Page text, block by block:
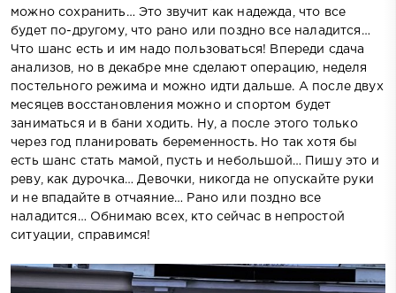
можно сохранить… Это звучит как надежда, что все
будет по-другому, что рано или поздно все наладится…
Что шанс есть и им надо пользоваться! Впереди сдача
анализов, но в декабре мне сделают операцию, неделя
постельного режима и можно идти дальше. А после двух
месяцев восстановления можно и спортом будет
заниматься и в бани ходить. Ну, а после этого только
через год планировать беременность. Но так хотя бы
есть шанс стать мамой, пусть и небольшой… Пишу это и
реву, как дурочка… Девочки, никогда не опускайте руки
и не впадайте в отчаяние… Рано или поздно все
наладится… Обнимаю всех, кто сейчас в непростой
ситуации, справимся!